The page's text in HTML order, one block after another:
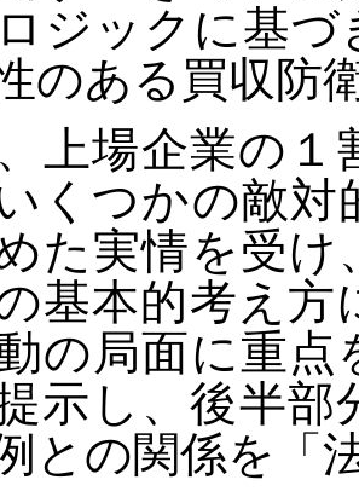
ジックに基
のある買収防
上場企業の
くつかの敵対
た実情を受け
基本的考え方
の局面に重
示し、後半部
との関係を「